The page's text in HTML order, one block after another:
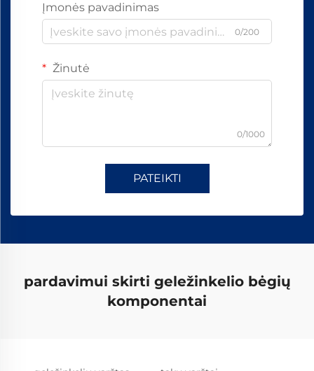
Įmonės pavadinimas
0/200
Žinutė
0/1000
PATEIKTI
pardavimui skirti geležinkelio bėgių
komponentai